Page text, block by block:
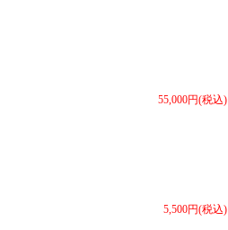
55,000円(税込)
5,500円(税込)